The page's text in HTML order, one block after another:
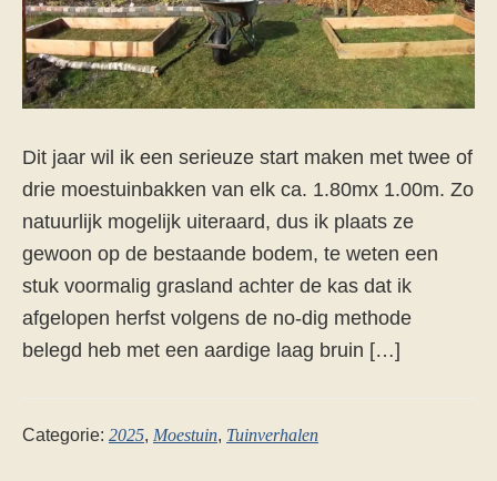
Dit jaar wil ik een serieuze start maken met twee of
drie moestuinbakken van elk ca. 1.80mx 1.00m. Zo
natuurlijk mogelijk uiteraard, dus ik plaats ze
gewoon op de bestaande bodem, te weten een
stuk voormalig grasland achter de kas dat ik
afgelopen herfst volgens de no-dig methode
belegd heb met een aardige laag bruin […]
Categorie: 2025, Moestuin, Tuinverhalen